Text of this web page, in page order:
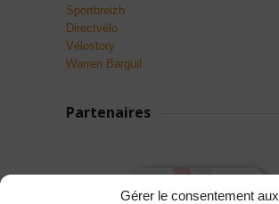
Gérer le consentement aux
Sportbreizh
Directvélo
Vélostory
Warren Barguil
Partenaires